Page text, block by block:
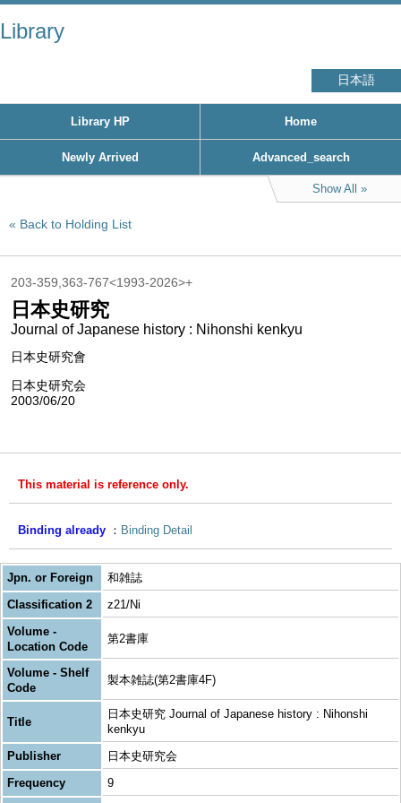
Library
日本語
Library HP Home
Newly Arrived Advanced_search
Show All
Back to Holding List
203-359,363-767<1993-2026>+
日本史研究
Journal of Japanese history : Nihonshi kenkyu
日本史研究會
日本史研究会
2003/06/20
This material is reference only.
Binding already Binding Detail
Jpn. or Foreign
和雑誌
Classification 2
z21/Ni
Volume -
Location Code
第2書庫
Volume - Shelf
Code
製本雑誌(第2書庫4F)
Title
日本史研究 Journal of Japanese history : Nihonshi
kenkyu
Publisher
日本史研究会
Frequency
9